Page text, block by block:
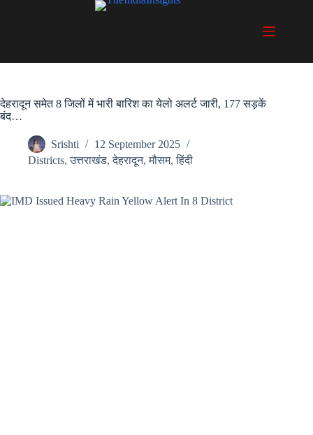
देहरादून समेत 8 जिलों में भारी बारिश का येलो अलर्ट जारी, 177 सड़कें
बंद…
Srishti
12 September 2025
Districts,उत्तराखंड,देहरादून,मौसम,हिंदी